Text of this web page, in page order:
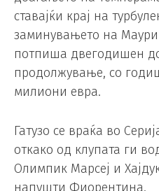
ставајќи крај на
заминувањето на
потпиша двегодишен
продолжување, со
милиони евра.
Гатузо се враќа во
откако од клупата ги
Олимпик Марсеј и
напушти Фиорентина.